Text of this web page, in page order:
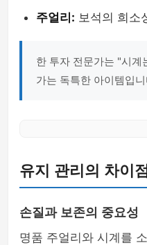
주얼리: 보석의 희소
한 투자 전문가는 "시계
가는 독특한 아이템입
유지 관리의 차이점
손질과 보존의 중요성
명품 주얼리와 시계를